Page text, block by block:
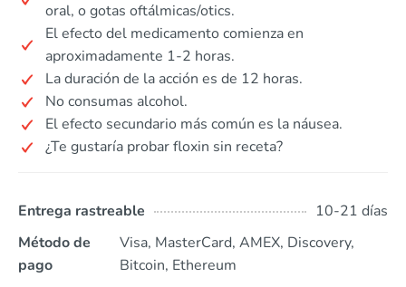
oral, o gotas oftálmicas/otics.
El efecto del medicamento comienza en
aproximadamente 1-2 horas.
La duración de la acción es de 12 horas.
No consumas alcohol.
El efecto secundario más común es la náusea.
¿Te gustaría probar floxin sin receta?
Entrega rastreable
10-21 días
Método de
pago
Visa, MasterCard, AMEX, Discovery,
Bitcoin, Ethereum